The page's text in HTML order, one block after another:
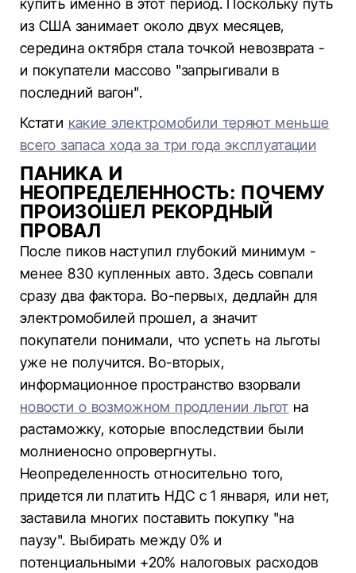
купить именно в этот период. Поскольку путь
из США занимает около двух месяцев,
середина октября стала точкой невозврата -
и покупатели массово "запрыгивали в
последний вагон".
Кстати какие электромобили теряют меньше
всего запаса хода за три года эксплуатации
ПАНИКА И
НЕОПРЕДЕЛЕННОСТЬ: ПОЧЕМУ
ПРОИЗОШЕЛ РЕКОРДНЫЙ
ПРОВАЛ
После пиков наступил глубокий минимум -
менее 830 купленных авто. Здесь совпали
сразу два фактора. Во-первых, дедлайн для
электромобилей прошел, а значит
покупатели понимали, что успеть на льготы
уже не получится. Во-вторых,
информационное пространство взорвали
новости о возможном продлении льгот на
растаможку, которые впоследствии были
молниеносно опровергнуты.
Неопределенность относительно того,
придется ли платить НДС с 1 января, или нет,
заставила многих поставить покупку "на
паузу". Выбирать между 0% и
потенциальными +20% налоговых расходов